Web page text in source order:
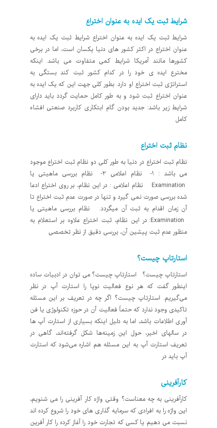
شرایط ثبت یک ایده به عنوان اختراع
شرایط ثبت یک ایده به عنوان اختراع شرایط ثبت یک ایده به
عنوان اختراع در اکثر کشور های دنیا یکسان است، اما در برخی
کشورها مانند آمریکا شرایط کمی متفاوت می باشد. اینکه
مخترع ایده ی خود را در کدام کشور ثبت کند بستگی به
استراتژی ثبت اختراع او دارد. بطور کلی جهت این که یک ایده به
عنوان اختراع ثبت شود و به طور کامل حمایت گردد باید دارای
شرایط زیر باشد: جدید بودن گام ابتکاری کاربرد صنعتی افشاء
کامل
نظام ثبت اختراع
نظام ثبت اختراع در دنيا به طور كلی دو نظام ثبت اختراع موجود
می باشد : 1- نظام اعلامی 2- نظام بررسی ماهيتی یا
Examination نظام اعلامی : در این نظام، بر روی اختراع ادعا
شده بررسی صورت نمی گیرد و تنها در صورت عدم ثبت اختراع تا
آن زمان اقدام به ثبت آن میگردد. نظام بررسی ماهيتی یا
Examination: در این نظام، ثبت اختراع علاوه بر استعلام به
منظور عدم ثبت پیشین آن، بررسی دقیق از نظر تخصصی
استارتاپ چیست؟
استارتاپ چیست؟ استارتاپ چیست؟ می توان در ادبیات ساده
اینطور گفت که هر نوع فعالیت نوپا را استارت آپ در نظر
می‌گیریم. استارتاپ چیست؟ اگر چه در تعریف بر این مسئله
تاکیدی وجود ندارد که حتماً فعالیت آن در حوزه تکنولوژی یا فن
آوری اطلاعات باشد، اما به دلیل اینکه بسیاری از استارت آپ ها
در سالهای اخیر، حول این زمینه‌ها شکل گرفته‌اند، گاهی در
تعریف استارت آپ به این مسئله هم اشاره می‌شود که استارت
آپ باید در
کارآفرینی
کارآفرینی به چه معناست؟ وقتی واژه کار آفرینی را می شنویم،
این واژه را به افرادی که سرمایه گذاری های خود را شروع کرده اند
نسبت می دهیم یا کسی که تجارت خود را آغاز کرده را کار آفرین